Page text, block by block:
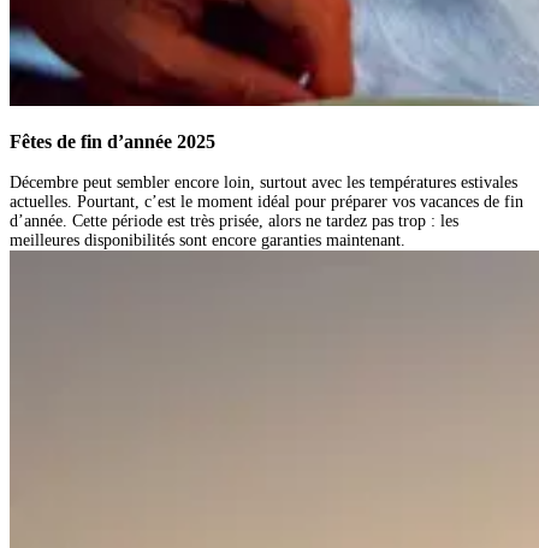
Fêtes de fin d’année 2025
Décembre peut sembler encore loin, surtout avec les températures estivales
actuelles. Pourtant, c’est le moment idéal pour préparer vos vacances de fin
d’année. Cette période est très prisée, alors ne tardez pas trop : les
meilleures disponibilités sont encore garanties maintenant.